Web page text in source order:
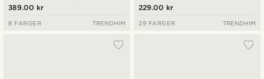
389.00 kr
8 FARGER TRENDHIM
229.00 kr
29 FARGER TRENDHIM